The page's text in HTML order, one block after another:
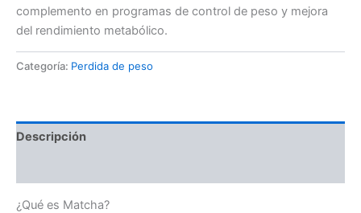
complemento en programas de control de peso y mejora
del rendimiento metabólico.
Categoría: Perdida de peso
Descripción
¿Qué es Matcha?